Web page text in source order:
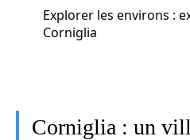
Explorer les environs :
Corniglia
Corniglia : un